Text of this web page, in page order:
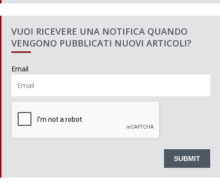
VUOI RICEVERE UNA NOTIFICA QUANDO
VENGONO PUBBLICATI NUOVI ARTICOLI?
Email